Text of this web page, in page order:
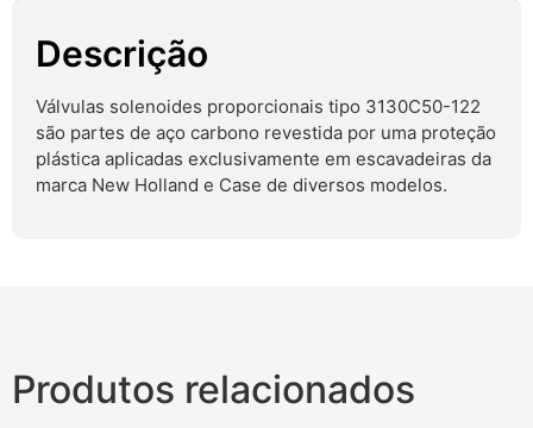
Descrição
Válvulas solenoides proporcionais tipo 3130C50-122
são partes de aço carbono revestida por uma proteção
plástica aplicadas exclusivamente em escavadeiras da
marca New Holland e Case de diversos modelos.
Produtos relacionados